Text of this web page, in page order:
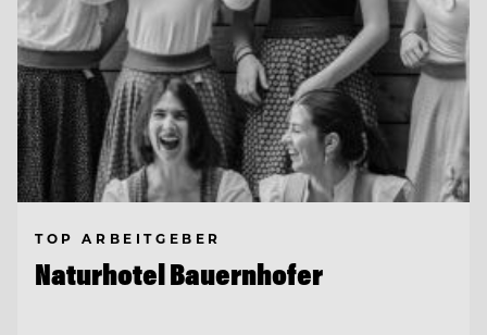
TOP ARBEITGEBER
Naturhotel Bauernhofer